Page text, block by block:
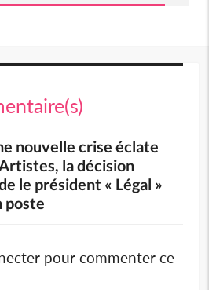
nouvelle crise éclate
la décision
le président « Légal »
poste
pour commenter ce